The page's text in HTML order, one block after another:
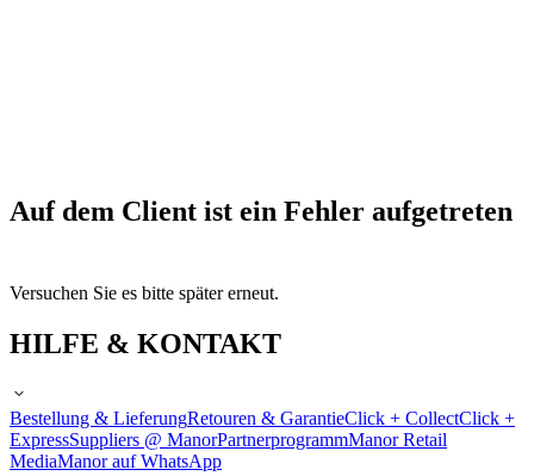
Auf dem Client ist ein Fehler aufgetreten
Versuchen Sie es bitte später erneut.
HILFE & KONTAKT
Bestellung & LieferungRetouren & GarantieClick + CollectClick +
ExpressSuppliers @ ManorPartnerprogrammManor Retail
MediaManor auf WhatsApp